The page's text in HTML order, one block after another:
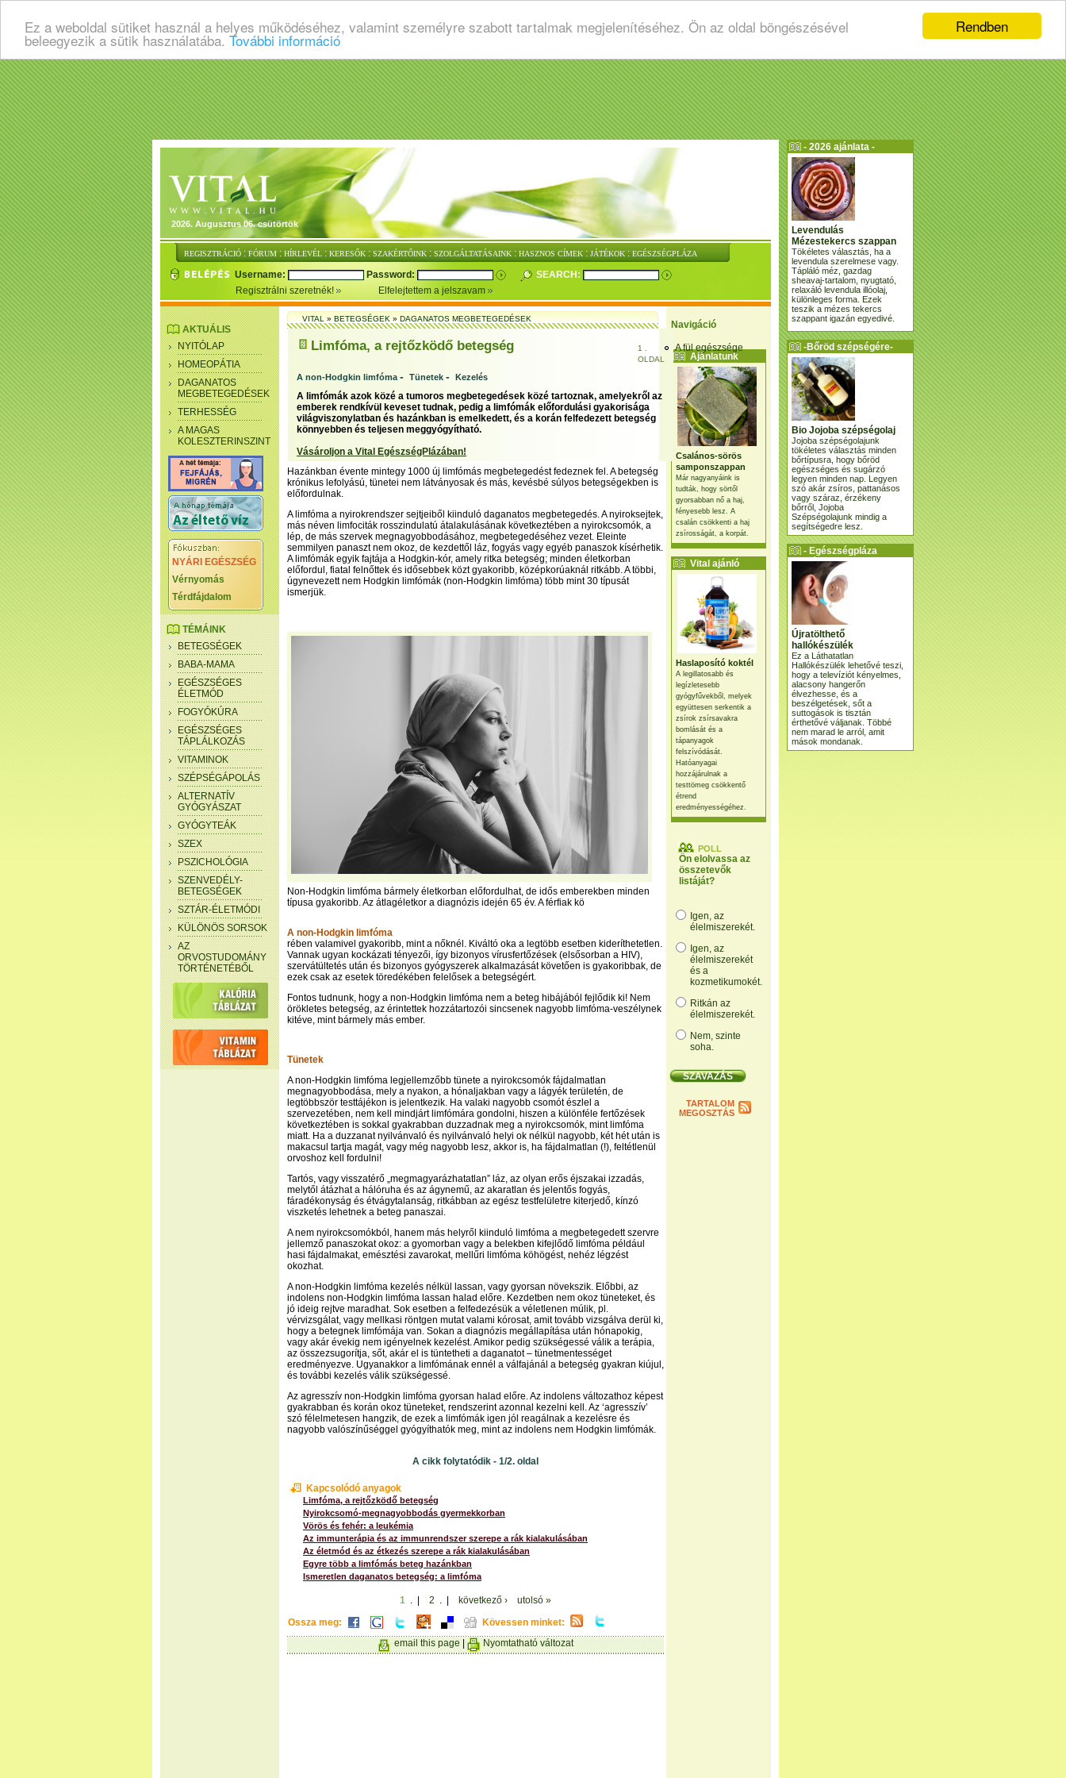
Rendben
Ez a weboldal sütiket használ a helyes működéséhez, valamint személyre szabott tartalmak megjelenítéséhez. Ön az oldal böngészésével
beleegyezik a sütik használatába. További információ
2026. Augusztus 06. csütörtök
REGISZTRÁCIÓ : FÓRUM : HÍRLEVÉL : KERESŐK : SZAKÉRTŐINK : SZOLGÁLTATÁSAINK : HASZNOS CÍMEK : JÁTÉKOK : EGÉSZSÉGPLÁZA
Username: Password:
SEARCH:
Regisztrálni szeretnék!
Elfelejtettem a jelszavam
Navigáció
A fül egészsége
Ajánlatunk
Csalános-sörös
samponszappan
Már nagyanyáink is
tudták, hogy sörtől
gyorsabban nő a haj,
fényesebb lesz. A
csalán csökkenti a haj
zsírosságát, a korpát.
Vital ajánló
Haslaposító koktél
A legillatosabb és
legízletesebb
gyógyfűvekből, melyek
együttesen serkentik a
zsírok zsírsavakra
bomlását és a
tápanyagok
felszívódását.
Hatóanyagai
hozzájárulnak a
testtömeg csökkentő
étrend
eredményességéhez.
POLL
Ön elolvassa az
összetevők
listáját?
Igen, az
élelmiszerekét.
Igen, az
élelmiszerekét
és a
kozmetikumokét.
Ritkán az
élelmiszerekét.
Nem, szinte
soha.
TARTALOM
MEGOSZTÁS
AKTUÁLIS
NYITÓLAP
HOMEOPÁTIA
DAGANATOS
MEGBETEGEDÉSEK
TERHESSÉG
A MAGAS
KOLESZTERINSZINT
NYÁRI EGÉSZSÉG
Vérnyomás
Térdfájdalom
TÉMÁINK
BETEGSÉGEK
BABA-MAMA
EGÉSZSÉGES
ÉLETMÓD
FOGYÓKÚRA
EGÉSZSÉGES
TÁPLÁLKOZÁS
VITAMINOK
SZÉPSÉGÁPOLÁS
ALTERNATÍV
GYÓGYÁSZAT
GYÓGYTEÁK
SZEX
PSZICHOLÓGIA
SZENVEDÉLY-
BETEGSÉGEK
SZTÁR-ÉLETMÓDI
KÜLÖNÖS SORSOK
AZ
ORVOSTUDOMÁNY
TÖRTÉNETÉBŐL
VITAL»BETEGSÉGEK»DAGANATOS MEGBETEGEDÉSEK
Limfóma, a rejtőzködő betegség
1 .
OLDAL
A non-Hodgkin limfóma - Tünetek - Kezelés
A limfómák azok közé a tumoros megbetegedések közé tartoznak, amelyekről az
emberek rendkívül keveset tudnak, pedig a limfómák előfordulási gyakorisága
világviszonylatban és hazánkban is emelkedett, és a korán felfedezett betegség
könnyebben és teljesen meggyógyítható.
Vásároljon a Vital EgészségPlázában!
Hazánkban évente mintegy 1000 új limfómás megbetegedést fedeznek fel. A betegség
krónikus lefolyású, tünetei nem látványosak és más, kevésbé súlyos betegségekben is
előfordulnak.
A limfóma a nyirokrendszer sejtjeiből kiinduló daganatos megbetegedés. A nyiroksejtek,
más néven limfociták rosszindulatú átalakulásának következtében a nyirokcsomók, a
lép, de más szervek megnagyobbodásához, megbetegedéséhez vezet. Eleinte
semmilyen panaszt nem okoz, de kezdettől láz, fogyás vagy egyéb panaszok kísérhetik.
A limfómák egyik fajtája a Hodgkin-kór, amely ritka betegség; minden életkorban
előfordul, fiatal felnőttek és idősebbek közt gyakoribb, középkorúaknál ritkább. A többi,
úgynevezett nem Hodgkin limfómák (non-Hodgkin limfóma) több mint 30 típusát
ismerjük.
Non-Hodgkin limfóma bármely életkorban előfordulhat, de idős emberekben minden
típusa gyakoribb. Az átlagéletkor a diagnózis idején 65 év. A férfiak kö
A non-Hodgkin limfóma
rében valamivel gyakoribb, mint a nőknél. Kiváltó oka a legtöbb esetben kideríthetetlen.
Vannak ugyan kockázati tényezői, így bizonyos vírusfertőzések (elsősorban a HIV),
szervátültetés után és bizonyos gyógyszerek alkalmazását követően is gyakoribbak, de
ezek csak az esetek töredékében felelősek a betegségért.
Fontos tudnunk, hogy a non-Hodgkin limfóma nem a beteg hibájából fejlődik ki! Nem
örökletes betegség, az érintettek hozzátartozói sincsenek nagyobb limfóma-veszélynek
kitéve, mint bármely más ember.
Tünetek
A non-Hodgkin limfóma legjellemzőbb tünete a nyirokcsomók fájdalmatlan
megnagyobbodása, mely a nyakon, a hónaljakban vagy a lágyék területén, de
legtöbbször testtájékon is jelentkezik. Ha valaki nagyobb csomót észlel a
szervezetében, nem kell mindjárt limfómára gondolni, hiszen a különféle fertőzések
következtében is sokkal gyakrabban duzzadnak meg a nyirokcsomók, mint limfóma
miatt. Ha a duzzanat nyilvánvaló és nyilvánvaló helyi ok nélkül nagyobb, két hét után is
makacsul tartja magát, vagy még nagyobb lesz, akkor is, ha fájdalmatlan (!), feltétlenül
orvoshoz kell fordulni!
Tartós, vagy visszatérő „megmagyarázhatatlan” láz, az olyan erős éjszakai izzadás,
melytől átázhat a hálóruha és az ágynemű, az akaratlan és jelentős fogyás,
fáradékonyság és étvágytalanság, ritkábban az egész testfelületre kiterjedő, kínzó
viszketés lehetnek a beteg panaszai.
A nem nyirokcsomókból, hanem más helyről kiinduló limfóma a megbetegedett szervre
jellemző panaszokat okoz: a gyomorban vagy a belekben kifejlődő limfóma például
hasi fájdalmakat, emésztési zavarokat, mellűri limfóma köhögést, nehéz légzést
okozhat.
A non-Hodgkin limfóma kezelés nélkül lassan, vagy gyorsan növekszik. Előbbi, az
indolens non-Hodgkin limfóma lassan halad előre. Kezdetben nem okoz tüneteket, és
jó ideig rejtve maradhat. Sok esetben a felfedezésük a véletlenen múlik, pl.
vérvizsgálat, vagy mellkasi röntgen mutat valami kórosat, amit tovább vizsgálva derül ki,
hogy a betegnek limfómája van. Sokan a diagnózis megállapítása után hónapokig,
vagy akár évekig nem igényelnek kezelést. Amikor pedig szükségessé válik a terápia,
az összezsugorítja, sőt, akár el is tüntetheti a daganatot – tünetmentességet
eredményezve. Ugyanakkor a limfómának ennél a válfajánál a betegség gyakran kiújul,
és további kezelés válik szükségessé.
Az agresszív non-Hodgkin limfóma gyorsan halad előre. Az indolens változathoz képest
gyakrabban és korán okoz tüneteket, rendszerint azonnal kezelni kell. Az ‘agresszív’
szó félelmetesen hangzik, de ezek a limfómák igen jól reagálnak a kezelésre és
nagyobb valószínűséggel gyógyíthatók meg, mint az indolens nem Hodgkin limfómák.
A cikk folytatódik - 1/2. oldal
Kapcsolódó anyagok
Limfóma, a rejtőzködő betegség
Nyirokcsomó-megnagyobbodás gyermekkorban
Vörös és fehér: a leukémia
Az immunterápia és az immunrendszer szerepe a rák kialakulásában
Az életmód és az étkezés szerepe a rák kialakulásában
Egyre több a limfómás beteg hazánkban
Ismeretlen daganatos betegség: a limfóma
1 . | 2 . | következő ›
utolsó »
Ossza meg:
Kövessen minket:
email this page| Nyomtatható változat
- 2026 ajánlata -
Levendulás
Mézestekercs szappan
Tökéletes választás, ha a
levendula szerelmese vagy.
Tápláló méz, gazdag
sheavaj-tartalom, nyugtató,
relaxáló levendula illóolaj,
különleges forma. Ezek
teszik a mézes tekercs
szappant igazán egyedivé.
-Bőröd szépségére-
Bio Jojoba szépségolaj
Jojoba szépségolajunk
tökéletes választás minden
bőrtípusra, hogy bőröd
egészséges és sugárzó
legyen minden nap. Legyen
szó akár zsíros, pattanásos
vagy száraz, érzékeny
bőrről, Jojoba
Szépségolajunk mindig a
segítségedre lesz.
- Egészségpláza
ajánlatunk -
Újratölthető
hallókészülék
Ez a Láthatatlan
Hallókészülék lehetővé teszi,
hogy a televíziót kényelmes,
alacsony hangerőn
élvezhesse, és a
beszélgetések, sőt a
suttogások is tisztán
érthetővé váljanak. Többé
nem marad le arról, amit
mások mondanak.